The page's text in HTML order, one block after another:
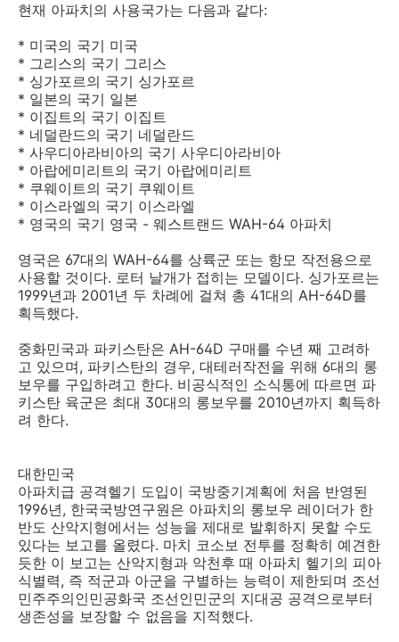
현재 아파치의 사용국가는 다음과 같다:
* 미국의 국기 미국
* 그리스의 국기 그리스
* 싱가포르의 국기 싱가포르
* 일본의 국기 일본
* 이집트의 국기 이집트
* 네덜란드의 국기 네덜란드
* 사우디아라비아의 국기 사우디아라비아
* 아랍에미리트의 국기 아랍에미리트
* 쿠웨이트의 국기 쿠웨이트
* 이스라엘의 국기 이스라엘
* 영국의 국기 영국 - 웨스트랜드 WAH-64 아파치
영국은 67대의 WAH-64를 상륙군 또는 항모 작전용으로
사용할 것이다. 로터 날개가 접히는 모델이다. 싱가포르는
1999년과 2001년 두 차례에 걸쳐 총 41대의 AH-64D를
획득했다.
중화민국과 파키스탄은 AH-64D 구매를 수년 째 고려하
고 있으며, 파키스탄의 경우, 대테러작전을 위해 6대의 롱
보우를 구입하려고 한다. 비공식적인 소식통에 따르면 파
키스탄 육군은 최대 30대의 롱보우를 2010년까지 획득하
려 한다.
대한민국
아파치급 공격헬기 도입이 국방중기계획에 처음 반영된
1996년, 한국국방연구원은 아파치의 롱보우 레이더가 한
반도 산악지형에서는 성능을 제대로 발휘하지 못할 수도
있다는 보고를 올렸다. 마치 코소보 전투를 정확히 예견한
듯한 이 보고는 산악지형과 악천후 때 아파치 헬기의 피아
식별력, 즉 적군과 아군을 구별하는 능력이 제한되며 조선
민주주의인민공화국 조선인민군의 지대공 공격으로부터
생존성을 보장할 수 없음을 지적했다.